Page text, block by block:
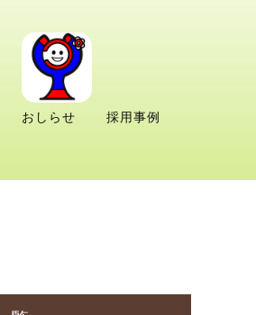
おしらせ
採用事例